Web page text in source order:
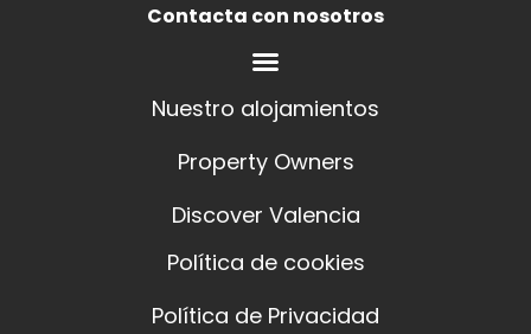
Contacta con nosotros
Nuestro alojamientos
Property Owners
Discover Valencia
Política de cookies
Política de Privacidad